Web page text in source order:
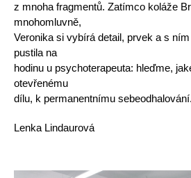
z mnoha fragmentů. Zatímco koláže
mnohomluvně,
Veronika si vybírá detail, prvek a s
pustila na
hodinu u psychoterapeuta: hleďme,
otevřenému
dílu, k permanentnímu
Lenka Lindaurová